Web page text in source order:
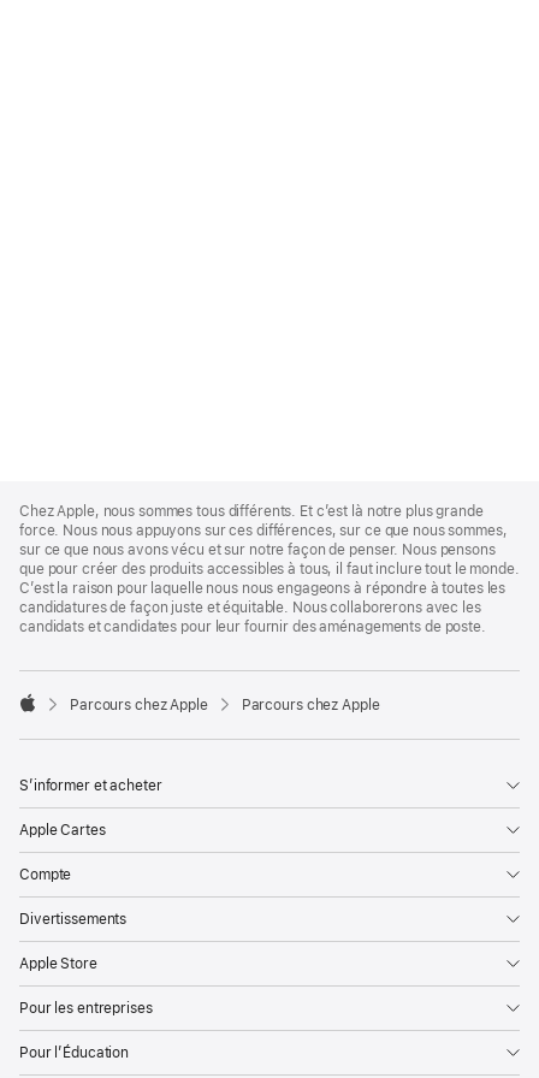
Footer
Chez Apple, nous sommes tous différents. Et c’est là notre plus grande
force. Nous nous appuyons sur ces différences, sur ce que nous sommes,
sur ce que nous avons vécu et sur notre façon de penser. Nous pensons
que pour créer des produits accessibles à tous, il faut inclure tout le monde.
C’est la raison pour laquelle nous nous engageons à répondre à toutes les
candidatures de façon juste et équitable. Nous collaborerons avec les
candidats et candidates pour leur fournir des aménagements de poste.

Parcours chez Apple Parcours chez Apple
S’informer et acheter
Apple Cartes
Compte
Divertissements
Apple Store
Pour les entreprises
Pour l’Éducation